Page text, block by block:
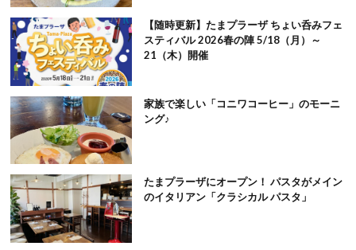
【随時更新】たまプラーザ ちょい呑みフェ
スティバル 2026春の陣 5/18（月）～
21（木）開催
家族で楽しい「コニワコーヒー」のモーニ
ング♪
たまプラーザにオープン！ パスタがメイン
のイタリアン「クラシカル パスタ」